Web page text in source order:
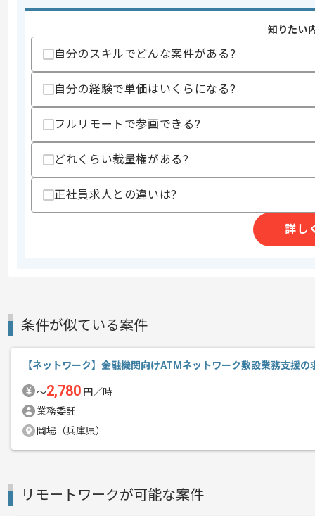
上記に似た経験やスキルをお持ちであれば
精算・お支払い
精算条件
有
精算基準時間
支払いサイト
商談回数
1回
エージェントからのコ
リューションを提供している企業です。
新しいアイディアや技術を積極的に導入
スキルアップされたい方、長期的に参
知りたい
自分のスキルでどんな案件がある?
自分の経験で単価はいくらになる?
フルリモートで参画できる?
どれくらい裁量権がある?
正社員求人との違いは?
詳し
条件が似ている案件
【ネットワーク】金融機関向けATMネットワーク敷設業務支援の
〜2,780 円／時
業務委託
岡場（兵庫県）
リモートワークが可能な案件